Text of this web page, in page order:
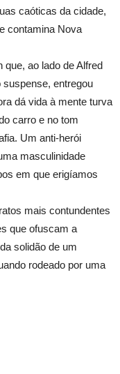
caóticas da cidade,
contamina Nova
ao lado de Alfred
entregou
dá vida à mente turva
carro e no tom
Um anti-herói
masculinidade
em que erigíamos
mais contundentes
que ofuscam a
solidão de um
rodeado por uma